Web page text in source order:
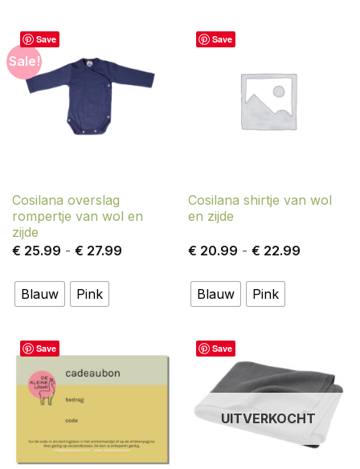
Save
Sale!
Cosilana overslag
rompertje van wol en
zijde
€ 25.99 - € 27.99Prijsklasse:
Blauw Pink
Save
Cosilana shirtje van wol
en zijde
€ 20.99 - € 22.99
Blauw Pink
Save Save
UITVERKOCHT